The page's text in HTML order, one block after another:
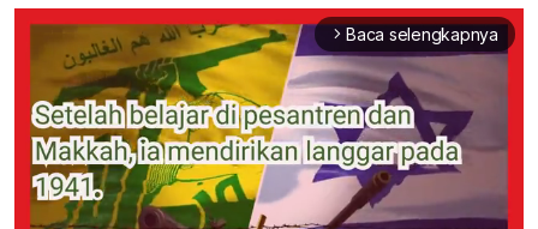
arrow_forward_ios Baca selengkapnya